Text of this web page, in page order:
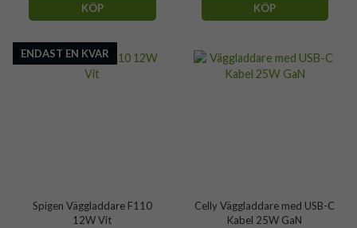
KÖP KÖP
ENDAST EN KVAR
Spigen Väggladdare F110
12W Vit
Celly Väggladdare med USB-C
Kabel 25W GaN